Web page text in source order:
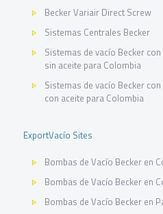
Becker Variair Direct Screw
Sistemas Centrales Becker
Sistemas de vacío Becker
sin aceite para Colombia
Sistemas de vacío Becker
con aceite para Colombia
ExportVacío Sites
Bombas de Vacío Becker en
Bombas de Vacío Becker en
Bombas de Vacío Becker en